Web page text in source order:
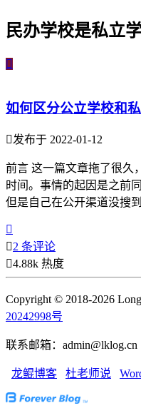
民办学校是私立

如何区分公立学校和
发布于 2022-01-12
前言 这一篇文章拖了很久
时间。事情的起因是之前
但是自己在公开渠道没搜

2 条评论
4.88k 热度
Copyright © 2018-2026
20242998号
联系邮箱：admin@lklog.cn
龙鲲博客 杜老师说